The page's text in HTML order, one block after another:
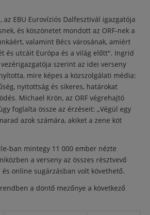
az EBU Eurovíziós Dalfesztivál igazgatója
és köszönetet mondott az ORF-nek a
valamint Bécs városának, amiért
és utcáit Európa és a világ előtt". Ingrid
szerint az idei verseny
mire képes a közszolgálati média:
nyitottság és sikeres, határokat
Michael Krön, az ORF végrehajtó
foglalta össze az érzéseit: „Végül egy
azok számára, akiket a zene köt
ban mintegy 11 000 ember nézte
a verseny az összes résztvevő
online sugárzásban volt követhető.
a döntő mezőnye a következő